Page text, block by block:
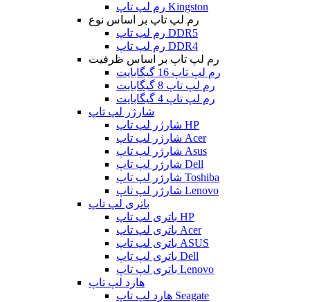
رم لپ تاپ Kingston
رم لپ تاپ بر اساس نوع
رم لپ تاپ DDR5
رم لپ تاپ DDR4
رم لپ تاپ بر اساس ظرفیت
رم لپ تاپ 16 گیگابایت
رم لپ تاپ 8 گیگابایت
رم لپ تاپ 4 گیگابایت
شارژر لپ تاپ
شارژر لپ تاپ HP
شارژر لپ تاپ Acer
شارژر لپ تاپ Asus
شارژر لپ تاپ Dell
شارژر لپ تاپ Toshiba
شارژر لپ تاپ Lenovo
باتری لپ تاپ
باتری لپ تاپ HP
باتری لپ تاپ Acer
باتری لپ تاپ ASUS
باتری لپ تاپ Dell
باتری لپ تاپ Lenovo
هارد لپ تاپ
هارد لپ تاپ Seagate